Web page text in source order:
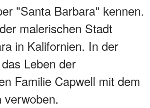
"Santa Barbara" kennen.
malerischen Stadt
in Kalifornien. In der
Leben der
Familie Capwell mit dem
verwoben.